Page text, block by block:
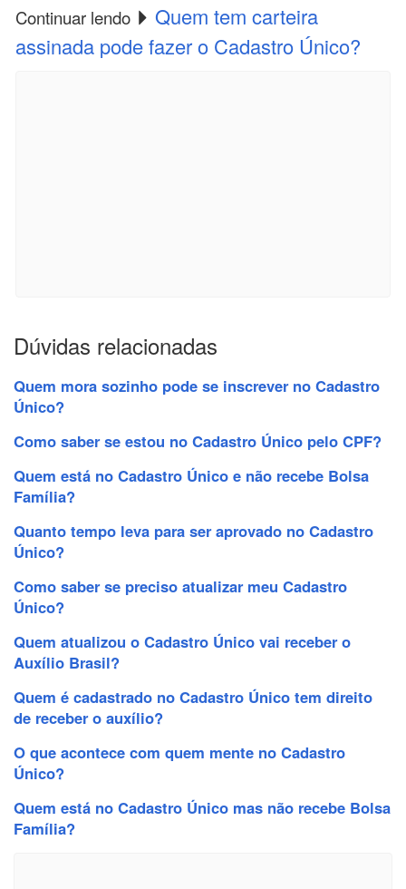
Continuar lendo
Quem tem carteira
assinada pode fazer o Cadastro Único?
Dúvidas relacionadas
Quem mora sozinho pode se inscrever no Cadastro
Único?
Como saber se estou no Cadastro Único pelo CPF?
Quem está no Cadastro Único e não recebe Bolsa
Família?
Quanto tempo leva para ser aprovado no Cadastro
Único?
Como saber se preciso atualizar meu Cadastro
Único?
Quem atualizou o Cadastro Único vai receber o
Auxílio Brasil?
Quem é cadastrado no Cadastro Único tem direito
de receber o auxílio?
O que acontece com quem mente no Cadastro
Único?
Quem está no Cadastro Único mas não recebe Bolsa
Família?